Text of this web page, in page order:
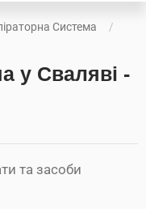
Система
у Сваляві -
та засоби